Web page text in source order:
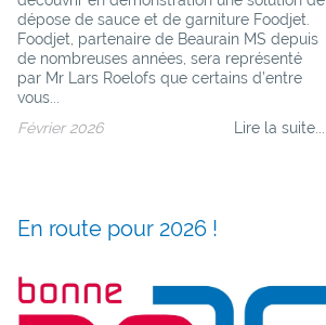
dépose de sauce et de garniture Foodjet.
Foodjet, partenaire de Beaurain MS depuis
de nombreuses années, sera représenté
par Mr Lars Roelofs que certains d’entre
vous...
Février 2026
Lire la suite...
En route pour 2026 !